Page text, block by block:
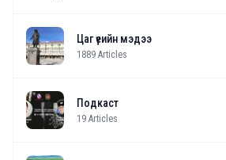
Цаг үеийн мэдээ
1889 Articles
Подкаст
19 Articles